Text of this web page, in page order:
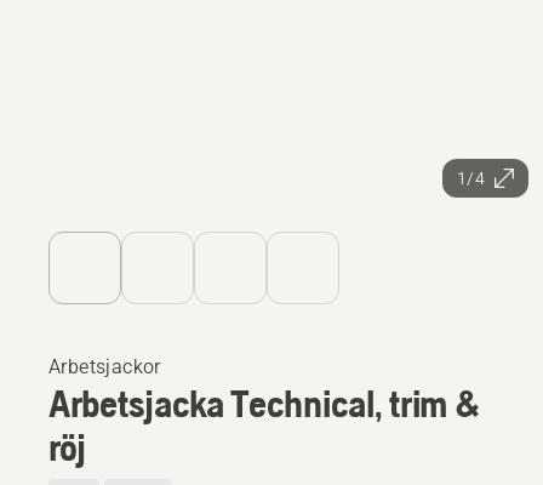
1/4
Arbetsjackor
Arbetsjacka Technical, trim &
röj